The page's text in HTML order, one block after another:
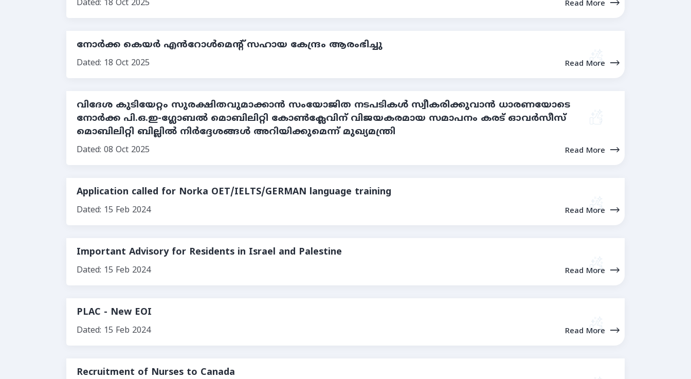
Dated: 18 Oct 2025 Read More
നോർക്ക കെയർ എൻറോൾമെന്റ് സഹായ കേന്ദ്രം ആരംഭിച്ചു
Dated: 18 Oct 2025 Read More
വിദേശ കുടിയേറ്റം സുരക്ഷിതവുമാക്കാന്‍ സംയോജിത നടപടികള്‍ സ്വീകരിക്കുവാൻ ധാരണയോടെ
നോര്‍ക്ക പി.ഒ.ഇ-ഗ്ലോബല്‍ മൊബിലിറ്റി കോണ്‍ക്ലേവിന് വിജയകരമായ സമാപനം കരട് ഓവർസീസ്
മൊബിലിറ്റി ബില്ലില്‍ നിര്‍ദ്ദേശങ്ങള്‍ അറിയിക്കുമെന്ന് മുഖ്യമന്ത്രി
Dated: 08 Oct 2025 Read More
Application called for Norka OET/IELTS/GERMAN language training
Dated: 15 Feb 2024 Read More
Important Advisory for Residents in Israel and Palestine
Dated: 15 Feb 2024 Read More
PLAC - New EOI
Dated: 15 Feb 2024 Read More
Recruitment of Nurses to Canada